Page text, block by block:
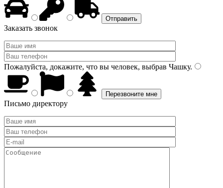
Заказать звонок
Пожалуйста, докажите, что вы человек, выбрав Чашку.
Письмо директору